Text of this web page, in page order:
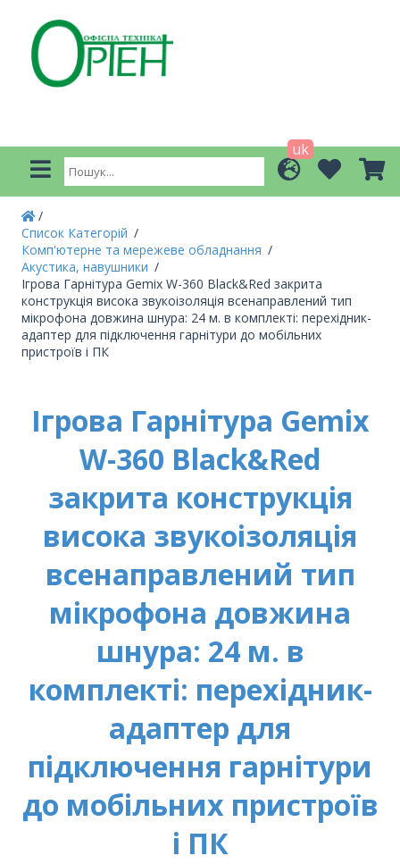
uk
Список Категорій
Комп'ютерне та мережеве обладнання
Акустика, навушники
Ігрова Гарнітура Gemix W-360 Black&Red закрита
конструкція висока звукоізоляція всенаправлений тип
мікрофона довжина шнура: 24 м. в комплекті: перехідник-
адаптер для підключення гарнітури до мобільних
пристроїв і ПК
Ігрова Гарнітура Gemix
W-360 Black&Red
закрита конструкція
висока звукоізоляція
всенаправлений тип
мікрофона довжина
шнура: 24 м. в
комплекті: перехідник-
адаптер для
підключення гарнітури
до мобільних пристроїв
і ПК